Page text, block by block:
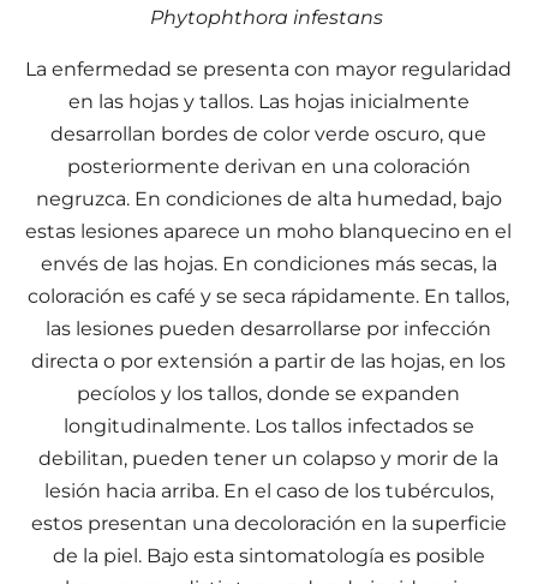
Phytophthora infestans
La enfermedad se presenta con mayor regularidad
en las hojas y tallos. Las hojas inicialmente
desarrollan bordes de color verde oscuro, que
posteriormente derivan en una coloración
negruzca. En condiciones de alta humedad, bajo
estas lesiones aparece un moho blanquecino en el
envés de las hojas. En condiciones más secas, la
coloración es café y se seca rápidamente. En tallos,
las lesiones pueden desarrollarse por infección
directa o por extensión a partir de las hojas, en los
pecíolos y los tallos, donde se expanden
longitudinalmente. Los tallos infectados se
debilitan, pueden tener un colapso y morir de la
lesión hacia arriba. En el caso de los tubérculos,
estos presentan una decoloración en la superficie
de la piel. Bajo esta sintomatología es posible